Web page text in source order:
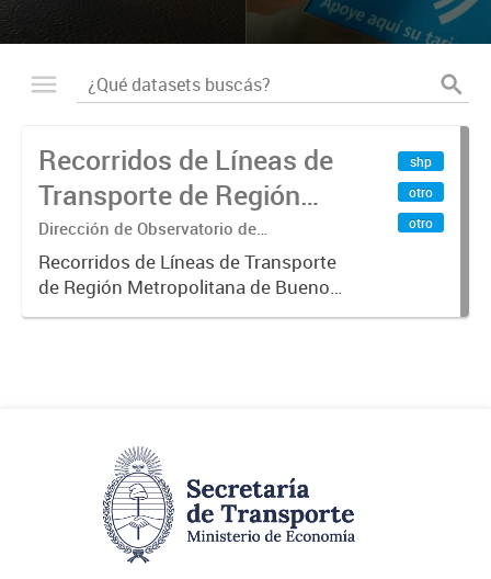
Recorridos de Líneas de
Transporte de Región
Metropolitana de
Buenos Aires (RMBA)
Dirección de Observatorio de
Transporte, Estudio y Sistemas
Recorridos de Líneas de Transporte
de Región Metropolitana de Buenos
Aires (RMBA).-
shp
otro
otro